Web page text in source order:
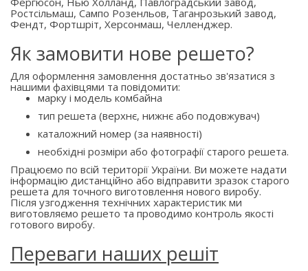
Ростсільмаш, Сампо Розенльов, Таганрозький завод,
Фендт, Фортшріт, Херсонмаш, Челленджер.
Як замовити нове решето?
Для оформлення замовлення достатньо зв'язатися з
нашими фахівцями та повідомити:
марку і модель комбайна
тип решета (верхнє, нижнє або подовжувач)
каталожний номер (за наявності)
необхідні розміри або фотографії старого решета.
Працюємо по всій території України. Ви можете надати
інформацію дистанційно або відправити зразок старого
решета для точного виготовлення нового виробу.
Після узгодження технічних характеристик ми
виготовляємо решето та проводимо контроль якості
готового виробу.
Переваги наших решіт